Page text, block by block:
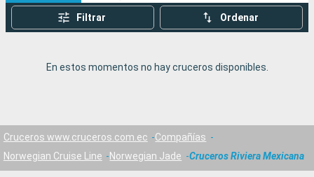
Filtrar Ordenar
En estos momentos no hay cruceros disponibles.
Cruceros www.cruceros.com.ec
Compañías
Norwegian Cruise Line
Norwegian Jade Cruceros Riviera Mexicana